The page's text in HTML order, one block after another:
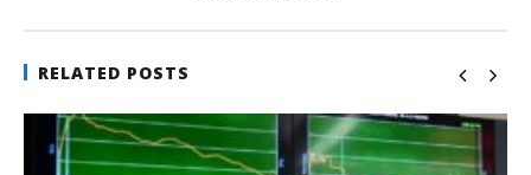
RELATED POSTS